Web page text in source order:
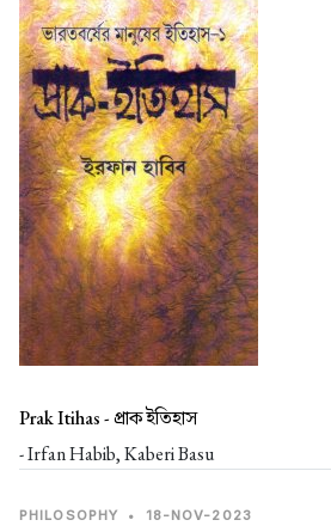
Prak Itihas -প্রাক ইতিহাস
- Irfan Habib, Kaberi Basu
PHILOSOPHY • 18-NOV-2023